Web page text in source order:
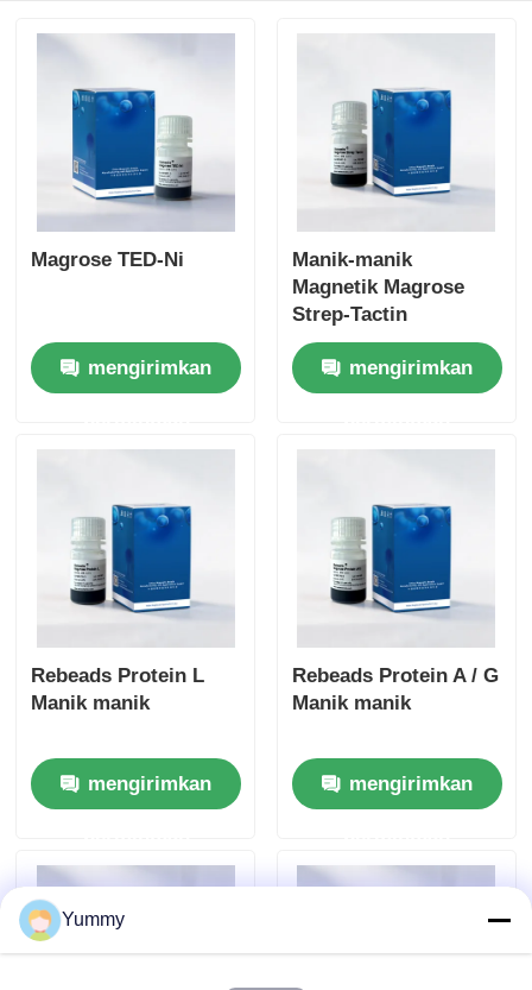
Magrose TED-Ni
mengirimkan
Manik-manik
Magnetik Magrose
Strep-Tactin
mengirimkan
Rebeads Protein L
Manik manik
mengirimkan
Rebeads Protein A / G
Manik manik
mengirimkan
Yummy